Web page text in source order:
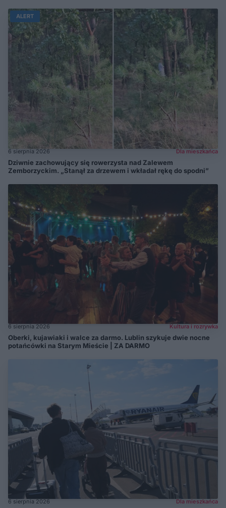
ALERT
6 sierpnia 2026 Dla mieszkańca
Dziwnie zachowujący się rowerzysta nad Zalewem
Zemborzyckim. „Stanął za drzewem i wkładał rękę do spodni”
6 sierpnia 2026 Kultura i rozrywka
Oberki, kujawiaki i walce za darmo. Lublin szykuje dwie nocne
potańcówki na Starym Mieście | ZA DARMO
6 sierpnia 2026 Dla mieszkańca